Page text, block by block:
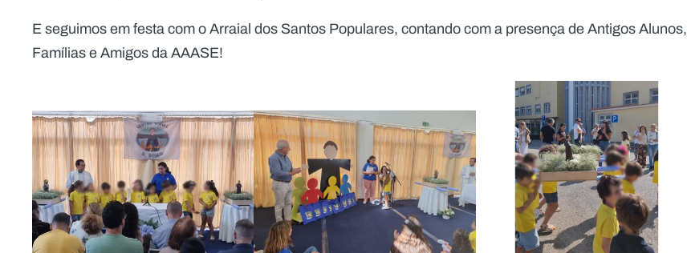
E seguimos em festa com o Arraial dos Santos Populares, contando com a presença de Antigos Alunos,
Famílias e Amigos da AAASE!